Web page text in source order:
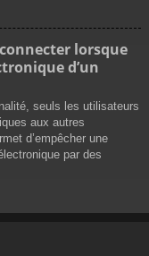
lorsque
d’un
seuls les utilisateurs
aux autres
d’empêcher une
par des